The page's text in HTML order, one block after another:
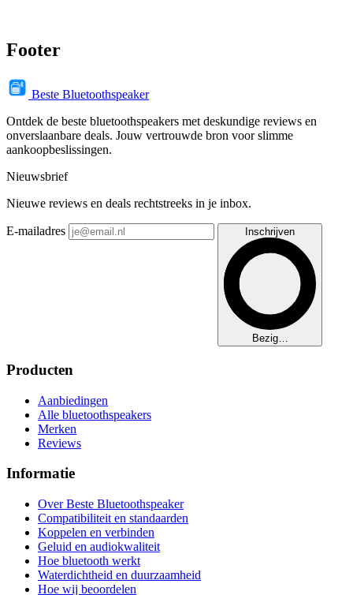
Footer
Beste Bluetoothspeaker
Ontdek de beste bluetoothspeakers met deskundige reviews en
onverslaanbare deals. Jouw vertrouwde bron voor slimme
aankoopbeslissingen.
Nieuwsbrief
Nieuwe reviews en deals rechtstreeks in je inbox.
E-mailadres Inschrijven
Bezig…
Producten
Aanbiedingen
Alle bluetoothspeakers
Merken
Reviews
Informatie
Over Beste Bluetoothspeaker
Compatibiliteit en standaarden
Koppelen en verbinden
Geluid en audiokwaliteit
Hoe bluetooth werkt
Waterdichtheid en duurzaamheid
Hoe wij beoordelen